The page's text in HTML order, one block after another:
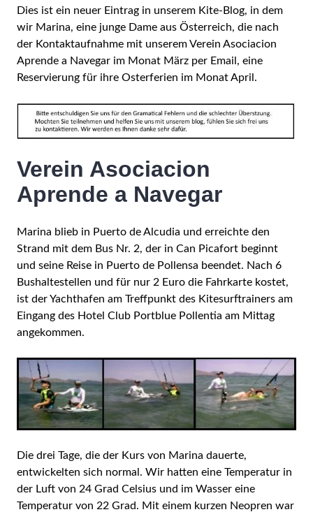
Dies ist ein neuer Eintrag in unserem Kite-Blog, in dem
wir Marina, eine junge Dame aus Österreich, die nach
der Kontaktaufnahme mit unserem Verein Asociacion
Aprende a Navegar im Monat März per Email, eine
Reservierung für ihre Osterferien im Monat April.
Verein Asociacion
Aprende a Navegar
Marina blieb in Puerto de Alcudia und erreichte den
Strand mit dem Bus Nr. 2, der in Can Picafort beginnt
und seine Reise in Puerto de Pollensa beendet. Nach 6
Bushaltestellen und für nur 2 Euro die Fahrkarte kostet,
ist der Yachthafen am Treffpunkt des Kitesurftrainers am
Eingang des Hotel Club Portblue Pollentia am Mittag
angekommen.
Die drei Tage, die der Kurs von Marina dauerte,
entwickelten sich normal. Wir hatten eine Temperatur in
der Luft von 24 Grad Celsius und im Wasser eine
Temperatur von 22 Grad. Mit einem kurzen Neopren war